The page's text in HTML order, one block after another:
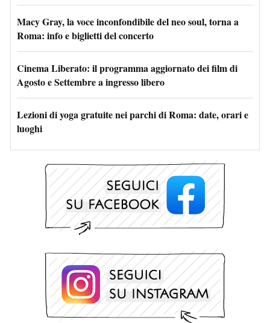
Macy Gray, la voce inconfondibile del neo soul, torna a
Roma: info e biglietti del concerto
Cinema Liberato: il programma aggiornato dei film di
Agosto e Settembre a ingresso libero
Lezioni di yoga gratuite nei parchi di Roma: date, orari e
luoghi